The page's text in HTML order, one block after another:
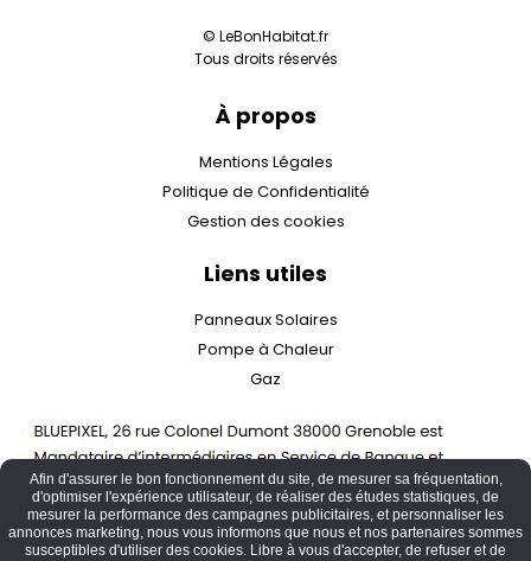
© LeBonHabitat.fr
Tous droits réservés
À propos
Mentions Légales
Politique de Confidentialité
Gestion des cookies
Liens utiles
Panneaux Solaires
Pompe à Chaleur
Gaz
Afin d'assurer le bon fonctionnement du site, de mesurer sa fréquentation,
d'optimiser l'expérience utilisateur, de réaliser des études statistiques, de
mesurer la performance des campagnes publicitaires, et personnaliser les
annonces marketing, nous vous informons que nous et nos partenaires sommes
susceptibles d'utiliser des cookies. Libre à vous d'accepter, de refuser et de